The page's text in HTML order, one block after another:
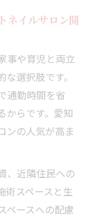
ネイルサロン開
事や育児と両立
選択肢です。
通勤時間を省
からです。愛知
ンの人気が高ま
、近隣住民への
術スペースと生
ペースへの配慮